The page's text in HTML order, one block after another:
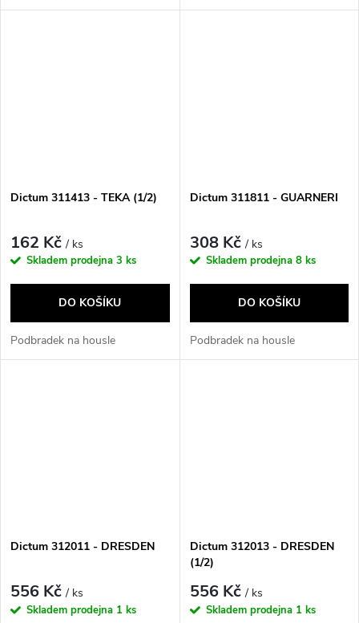
Dictum 311413 - TEKA (1/2)
162 Kč/ ks
Skladem prodejna 3 ks
DO KOŠÍKU
Podbradek na housle
Dictum 311811 - GUARNERI
308 Kč/ ks
Skladem prodejna 8 ks
DO KOŠÍKU
Podbradek na housle
Dictum 312011 - DRESDEN
556 Kč/ ks
Skladem prodejna 1 ks
Dictum 312013 - DRESDEN
(1/2)
556 Kč/ ks
Skladem prodejna 1 ks